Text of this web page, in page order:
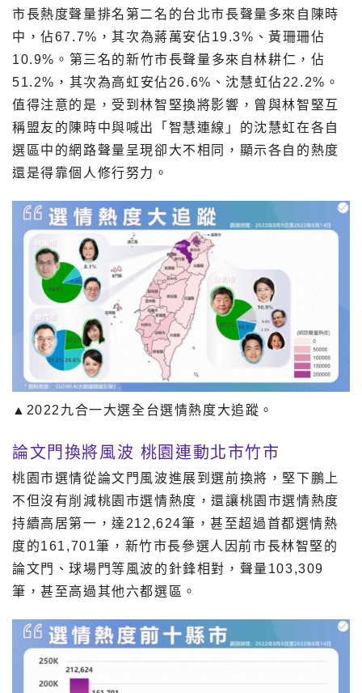
市長熱度聲量排名第二名的台北市長聲量多來自陳時
中，佔67.7%，其次為蔣萬安佔19.3%、黃珊珊佔
10.9%。第三名的新竹市長聲量多來自林耕仁，佔
51.2%，其次為高虹安佔26.6%、沈慧虹佔22.2%。
值得注意的是，受到林智堅換將影響，曾與林智堅互
稱盟友的陳時中與喊出「智慧連線」的沈慧虹在各自
選區中的網路聲量呈現卻大不相同，顯示各自的熱度
還是得靠個人修行努力。
▲2022九合一大選全台選情熱度大追蹤。
論文門換將風波 桃園連動北市竹市
桃園市選情從論文門風波進展到選前換將，堅下鵬上
不但沒有削減桃園市選情熱度，還讓桃園市選情熱度
持續高居第一，達212,624筆，甚至超過首都選情熱
度的161,701筆，新竹市長參選人因前市長林智堅的
論文門、球場門等風波的針鋒相對，聲量103,309
筆，甚至高過其他六都選區。